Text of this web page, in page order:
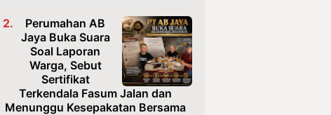
Perumahan AB
Jaya Buka Suara
Soal Laporan
Warga, Sebut
Sertifikat
Terkendala Fasum Jalan dan
Menunggu Kesepakatan Bersama